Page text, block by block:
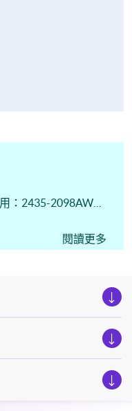
：2435-2098AW
報名系統將不再接受
閱讀更多